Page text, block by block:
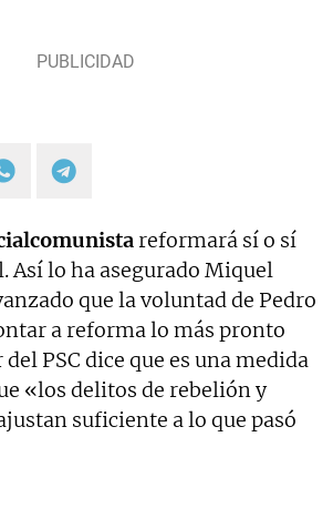
reformará sí o sí
Así lo ha asegurado Miquel
que la voluntad de Pedro
a reforma lo más pronto
PSC dice que es una medida
«los delitos de rebelión y
suficiente a lo que pasó